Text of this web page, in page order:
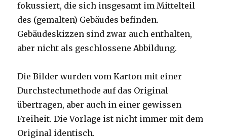
fokussiert, die sich insgesamt im Mittelteil
des (gemalten) Gebäudes befinden.
Gebäudeskizzen sind zwar auch enthalten,
aber nicht als geschlossene Abbildung.
Die Bilder wurden vom Karton mit einer
Durchstechmethode auf das Original
übertragen, aber auch in einer gewissen
Freiheit. Die Vorlage ist nicht immer mit dem
Original identisch.